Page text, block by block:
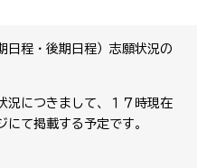
日程・後期日程）志願状況の
況につきまして、１７時現在
て掲載する予定です。